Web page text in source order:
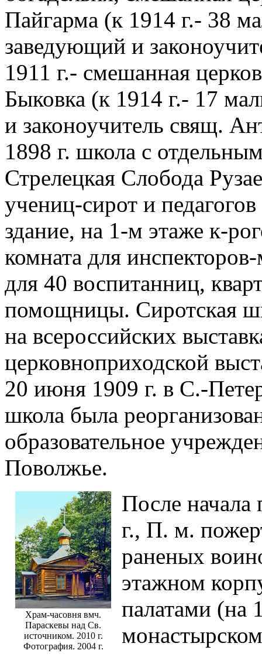
Пайгарма (к 1914 г.- 38
заведующий и
1911 г.- смешанная
Быковка (к 1914 г.- 17
и законоучитель свящ.
1898 г. школа с
Стрелецкая Слобода
учениц-сирот и
здание, на 1-м этаже к-
комната для
для 40 воспитанниц,
помощницы. Сиротская
на всероссийских
церковноприходской
20 июня 1909 г. в С.-
школа была
образовательное
Поволжье.
Храм-часовня вмч.
Параскевы над Св.
источником. 2010 г.
Фотография. 2004 г.
После
г., П. м.
раненых
этажном
палатами (на